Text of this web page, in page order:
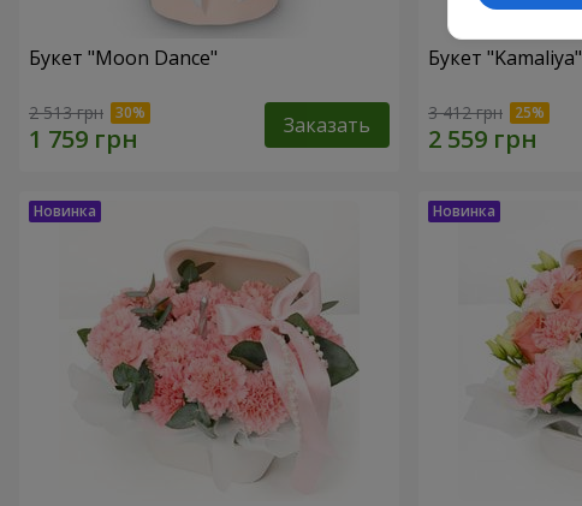
Букет "Moon Dance"
2 513 грн Заказать
Букет "Kamaliya"
3 412 грн